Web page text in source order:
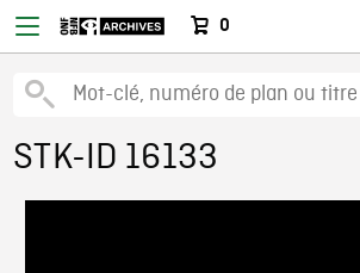
0
STK-ID 16133